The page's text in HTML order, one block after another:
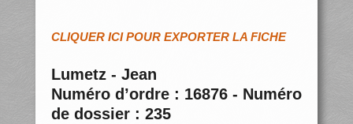
CLIQUER ICI POUR EXPORTER LA FICHE
Lumetz - Jean
Numéro d’ordre : 16876 - Numéro
de dossier : 235